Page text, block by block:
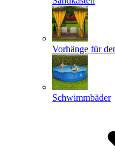
Vorhänge für
Schwimmbäder